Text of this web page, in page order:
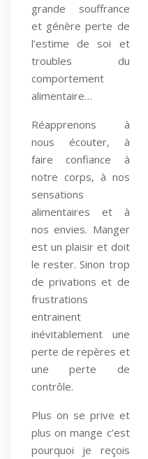
grande souffrance
et génère perte de
l’estime de soi et
troubles du
comportement
alimentaire…
Réapprenons à
nous écouter, à
faire confiance à
notre corps, à nos
sensations
alimentaires et à
nos envies. Manger
est un plaisir et doit
le rester. Sinon trop
de privations et de
frustrations
entrainent
inévitablement une
perte de repères et
une perte de
contrôle.
Plus on se prive et
plus on mange c’est
pourquoi je reçois